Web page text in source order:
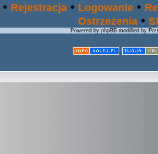
• Rejestracja • Logowanie •
Ostrzeżenia •
Powered by phpBB modified by